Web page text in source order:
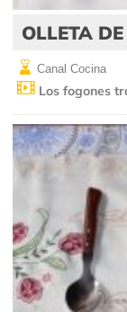
OLLETA
Canal Cocina
Los fogones